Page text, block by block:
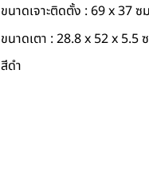
ขนาดเจาะติดตั้ง : 69 x 37 ซ
ขนาดเตา : 28.8 x 52 x 5.5
สีดำ